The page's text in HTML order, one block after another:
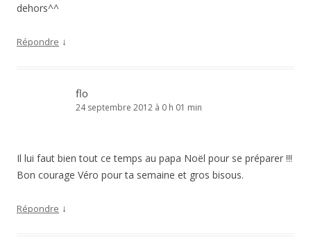
dehors^^
Répondre ↓
flo
24 septembre 2012 à 0 h 01 min
Il lui faut bien tout ce temps au papa Noël pour se préparer !!!
Bon courage Véro pour ta semaine et gros bisous.
Répondre ↓